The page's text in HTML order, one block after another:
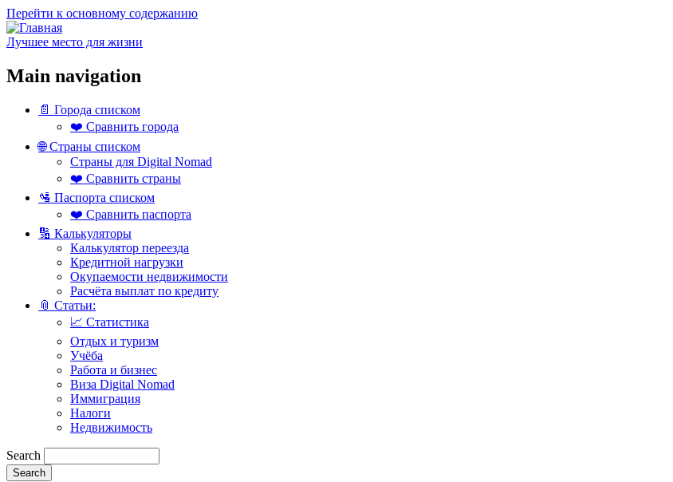
Перейти к основному содержанию
Лучшее место для жизни
Main navigation
📄 Города списком
❤️ Сравнить города
🌐 Страны списком
Страны для Digital Nomad
❤️ Сравнить страны
🛂 Паспорта списком
❤️ Сравнить паспорта
🔢 Калькуляторы
Калькулятор переезда
Кредитной нагрузки
Окупаемости недвижимости
Расчёта выплат по кредиту
📎 Статьи:
📈 Статистика
Отдых и туризм
Учёба
Работа и бизнес
Виза Digital Nomad
Иммиграция
Налоги
Недвижимость
Search